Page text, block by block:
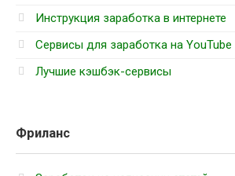
Инструкция заработка в интернете
Cервисы для заработка на YouTube
Лучшие кэшбэк-сервисы
Фриланс